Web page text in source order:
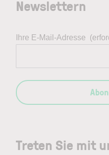
Treten Sie mit
Newslettern
Ihre E-Mail-Adresse